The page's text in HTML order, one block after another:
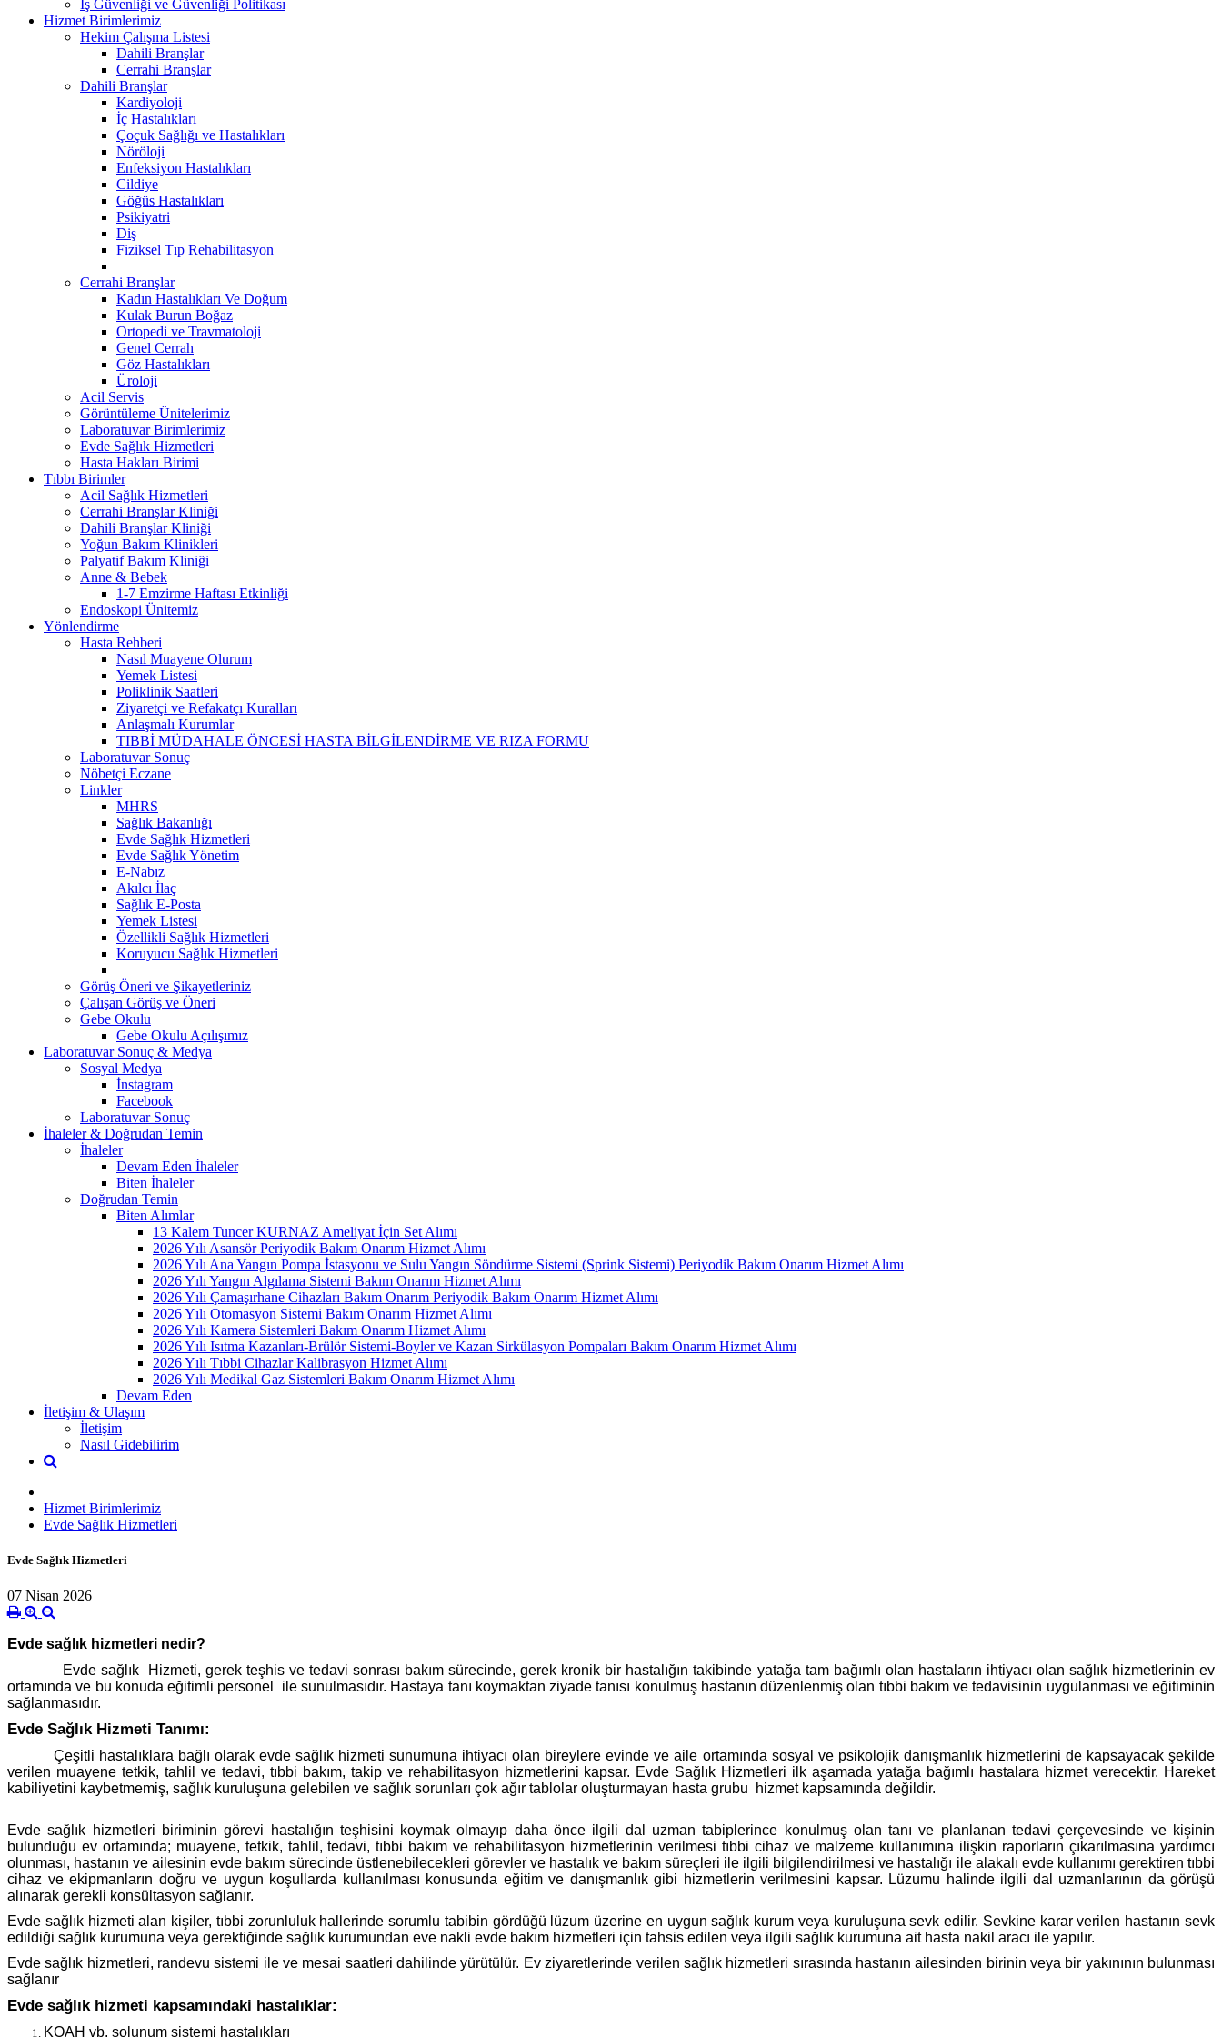
İş Güvenliği ve Güvenliği Politikası
Hizmet Birimlerimiz
Hekim Çalışma Listesi
Dahili Branşlar
Cerrahi Branşlar
Dahili Branşlar
Kardiyoloji
İç Hastalıkları
Çoçuk Sağlığı ve Hastalıkları
Nöröloji
Enfeksiyon Hastalıkları
Cildiye
Göğüs Hastalıkları
Psikiyatri
Diş
Fiziksel Tıp Rehabilitasyon
Cerrahi Branşlar
Kadın Hastalıkları Ve Doğum
Kulak Burun Boğaz
Ortopedi ve Travmatoloji
Genel Cerrah
Göz Hastalıkları
Üroloji
Acil Servis
Görüntüleme Ünitelerimiz
Laboratuvar Birimlerimiz
Evde Sağlık Hizmetleri
Hasta Hakları Birimi
Tıbbı Birimler
Acil Sağlık Hizmetleri
Cerrahi Branşlar Kliniği
Dahili Branşlar Kliniği
Yoğun Bakım Klinikleri
Palyatif Bakım Kliniği
Anne & Bebek
1-7 Emzirme Haftası Etkinliği
Endoskopi Ünitemiz
Yönlendirme
Hasta Rehberi
Nasıl Muayene Olurum
Yemek Listesi
Poliklinik Saatleri
Ziyaretçi ve Refakatçı Kuralları
Anlaşmalı Kurumlar
TIBBİ MÜDAHALE ÖNCESİ HASTA BİLGİLENDİRME VE RIZA FORMU
Laboratuvar Sonuç
Nöbetçi Eczane
Linkler
MHRS
Sağlık Bakanlığı
Evde Sağlık Hizmetleri
Evde Sağlık Yönetim
E-Nabız
Akılcı İlaç
Sağlık E-Posta
Yemek Listesi
Özellikli Sağlık Hizmetleri
Koruyucu Sağlık Hizmetleri
Görüş Öneri ve Şikayetleriniz
Çalışan Görüş ve Öneri
Gebe Okulu
Gebe Okulu Açılışımız
Laboratuvar Sonuç & Medya
Sosyal Medya
İnstagram
Facebook
Laboratuvar Sonuç
İhaleler & Doğrudan Temin
İhaleler
Devam Eden İhaleler
Biten İhaleler
Doğrudan Temin
Biten Alımlar
13 Kalem Tuncer KURNAZ Ameliyat İçin Set Alımı
2026 Yılı Asansör Periyodik Bakım Onarım Hizmet Alımı
2026 Yılı Ana Yangın Pompa İstasyonu ve Sulu Yangın Söndürme Sistemi (Sprink Sistemi) Periyodik Bakım Onarım Hizmet Alımı
2026 Yılı Yangın Algılama Sistemi Bakım Onarım Hizmet Alımı
2026 Yılı Çamaşırhane Cihazları Bakım Onarım Periyodik Bakım Onarım Hizmet Alımı
2026 Yılı Otomasyon Sistemi Bakım Onarım Hizmet Alımı
2026 Yılı Kamera Sistemleri Bakım Onarım Hizmet Alımı
2026 Yılı Isıtma Kazanları-Brülör Sistemi-Boyler ve Kazan Sirkülasyon Pompaları Bakım Onarım Hizmet Alımı
2026 Yılı Tıbbi Cihazlar Kalibrasyon Hizmet Alımı
2026 Yılı Medikal Gaz Sistemleri Bakım Onarım Hizmet Alımı
Devam Eden
İletişim & Ulaşım
İletişim
Nasıl Gidebilirim
Hizmet Birimlerimiz
Evde Sağlık Hizmetleri
Evde Sağlık Hizmetleri
07 Nisan 2026
Evde sağlık hizmetleri nedir?
Evde sağlık Hizmeti, gerek teşhis ve tedavi sonrası bakım sürecinde, gerek kronik bir hastalığın takibinde yatağa tam bağımlı olan hastaların ihtiyacı olan sağlık hizmetlerinin ev
ortamında ve bu konuda eğitimli personel ile sunulmasıdır. Hastaya tanı koymaktan ziyade tanısı konulmuş hastanın düzenlenmiş olan tıbbi bakım ve tedavisinin uygulanması ve eğitiminin
sağlanmasıdır.
Evde Sağlık Hizmeti Tanımı:
Çeşitli hastalıklara bağlı olarak evde sağlık hizmeti sunumuna ihtiyacı olan bireylere evinde ve aile ortamında sosyal ve psikolojik danışmanlık hizmetlerini de kapsayacak şekilde
verilen muayene tetkik, tahlil ve tedavi, tıbbi bakım, takip ve rehabilitasyon hizmetlerini kapsar. Evde Sağlık Hizmetleri ilk aşamada yatağa bağımlı hastalara hizmet verecektir. Hareket
kabiliyetini kaybetmemiş, sağlık kuruluşuna gelebilen ve sağlık sorunları çok ağır tablolar oluşturmayan hasta grubu hizmet kapsamında değildir.
Evde sağlık hizmetleri biriminin görevi hastalığın teşhisini koymak olmayıp daha önce ilgili dal uzman tabiplerince konulmuş olan tanı ve planlanan tedavi çerçevesinde ve kişinin
bulunduğu ev ortamında; muayene, tetkik, tahlil, tedavi, tıbbi bakım ve rehabilitasyon hizmetlerinin verilmesi tıbbi cihaz ve malzeme kullanımına ilişkin raporların çıkarılmasına yardımcı
olunması, hastanın ve ailesinin evde bakım sürecinde üstlenebilecekleri görevler ve hastalık ve bakım süreçleri ile ilgili bilgilendirilmesi ve hastalığı ile alakalı evde kullanımı gerektiren tıbbi
cihaz ve ekipmanların doğru ve uygun koşullarda kullanılması konusunda eğitim ve danışmanlık gibi hizmetlerin verilmesini kapsar. Lüzumu halinde ilgili dal uzmanlarının da görüşü
alınarak gerekli konsültasyon sağlanır.
Evde sağlık hizmeti alan kişiler, tıbbi zorunluluk hallerinde sorumlu tabibin gördüğü lüzum üzerine en uygun sağlık kurum veya kuruluşuna sevk edilir. Sevkine karar verilen hastanın sevk
edildiği sağlık kurumuna veya gerektiğinde sağlık kurumundan eve nakli evde bakım hizmetleri için tahsis edilen veya ilgili sağlık kurumuna ait hasta nakil aracı ile yapılır.
Evde sağlık hizmetleri, randevu sistemi ile ve mesai saatleri dahilinde yürütülür. Ev ziyaretlerinde verilen sağlık hizmetleri sırasında hastanın ailesinden birinin veya bir yakınının bulunması
sağlanır
Evde sağlık hizmeti kapsamındaki hastalıklar:
KOAH vb. solunum sistemi hastalıkları